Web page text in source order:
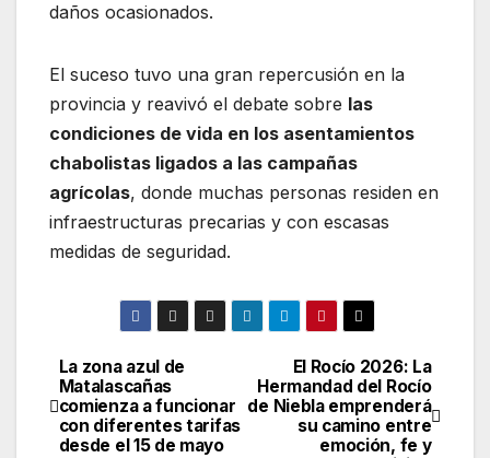
daños ocasionados.
El suceso tuvo una gran repercusión en la
provincia y reavivó el debate sobre las
condiciones de vida en los asentamientos
chabolistas ligados a las campañas
agrícolas, donde muchas personas residen en
infraestructuras precarias y con escasas
medidas de seguridad.
Navegación
de
El Rocío 2026: La
Hermandad del Rocío
de Niebla emprenderá
su camino entre
emoción, fe y
La zona azul de
Matalascañas
comienza a funcionar
con diferentes tarifas
desde el 15 de mayo